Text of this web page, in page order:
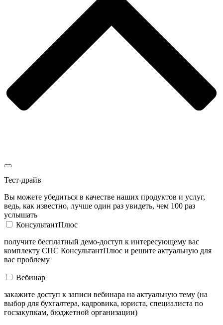
Тест-драйв
Вы можете убедиться в качестве наших продуктов и услуг,
ведь, как известно, лучше один раз увидеть, чем 100 раз
услышать
КонсультантПлюс
получите бесплатный демо-доступ к интересующему вас
комплекту СПС КонсультантПлюс и решите актуальную для
вас проблему
Вебинар
закажите доступ к записи вебинара на актуальную тему (на
выбор для бухгалтера, кадровика, юриста, специалиста по
госзакупкам, бюджетной организации)